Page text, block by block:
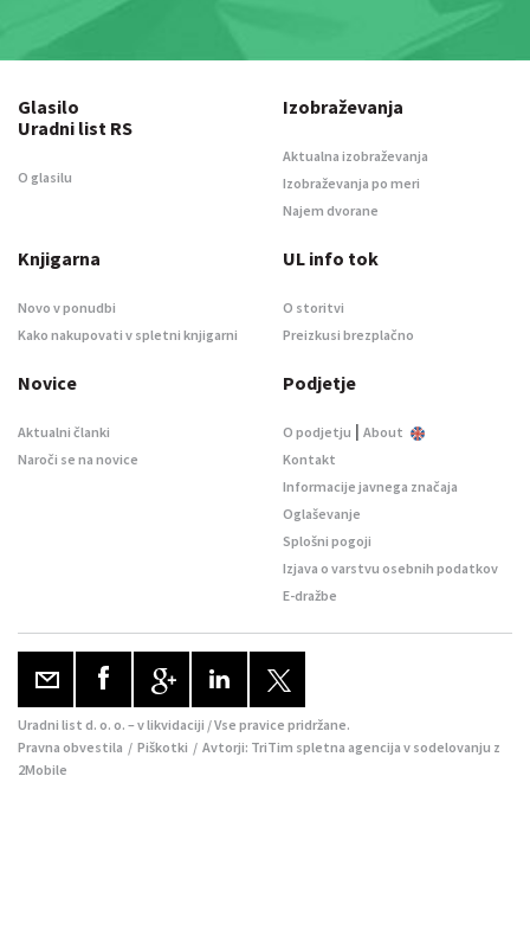
Glasilo
Uradni list RS
O glasilu
Izobraževanja
Aktualna izobraževanja
Izobraževanja po meri
Najem dvorane
Knjigarna
Novo v ponudbi
Kako nakupovati v spletni knjigarni
UL info tok
O storitvi
Preizkusi brezplačno
Novice
Aktualni članki
Naroči se na novice
Podjetje
O podjetju | About
Kontakt
Informacije javnega značaja
Oglaševanje
Splošni pogoji
Izjava o varstvu osebnih podatkov
E-dražbe
Uradni list d. o. o. – v likvidaciji / Vse pravice pridržane.
Pravna obvestila / Piškotki / Avtorji: TriTim spletna agencija v sodelovanju z
2Mobile